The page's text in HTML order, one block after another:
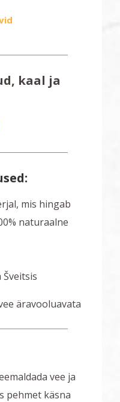
kaal ja
mis hingab
naturaalne
äravooluavata
vee ja
pehmet käsna